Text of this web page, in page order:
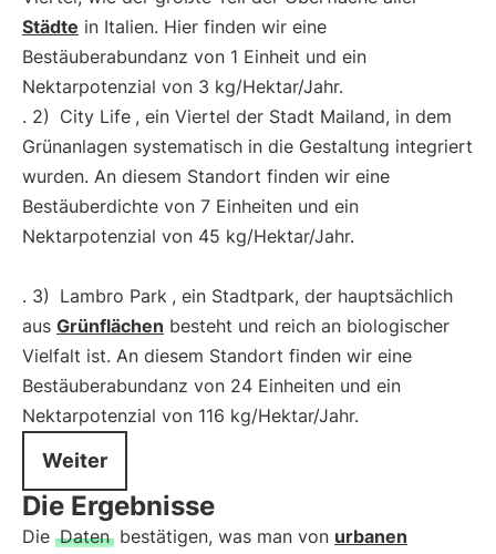
Städte in Italien. Hier finden wir eine
Bestäuberabundanz von 1 Einheit und ein
Nektarpotenzial von 3 kg/Hektar/Jahr.
. 2) City Life , ein Viertel der Stadt Mailand, in dem
Grünanlagen systematisch in die Gestaltung integriert
wurden. An diesem Standort finden wir eine
Bestäuberdichte von 7 Einheiten und ein
Nektarpotenzial von 45 kg/Hektar/Jahr.
. 3) Lambro Park , ein Stadtpark, der hauptsächlich
aus Grünflächen besteht und reich an biologischer
Vielfalt ist. An diesem Standort finden wir eine
Bestäuberabundanz von 24 Einheiten und ein
Nektarpotenzial von 116 kg/Hektar/Jahr.
Weiter
Die Ergebnisse
Die Daten bestätigen, was man von urbanen